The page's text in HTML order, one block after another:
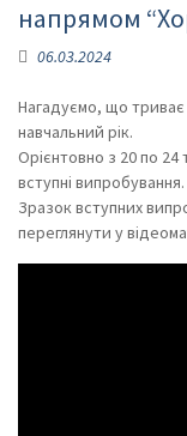
напрямом
06.03.2024
Нагадуємо, що триває
навчальний рік.
Орієнтовно з 20 по
вступні випробування.
Зразок вступних
переглянути у